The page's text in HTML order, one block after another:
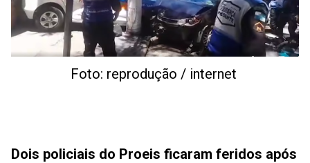
Foto: reprodução / internet
Dois policiais do Proeis ficaram feridos após